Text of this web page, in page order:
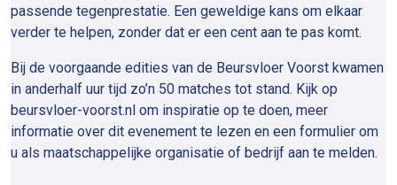
passende tegenprestatie. Een geweldige kans om elkaar
verder te helpen, zonder dat er een cent aan te pas komt.
Bij de voorgaande edities van de Beursvloer Voorst kwamen
in anderhalf uur tijd zo’n 50 matches tot stand. Kijk op
beursvloer-voorst.nl om inspiratie op te doen, meer
informatie over dit evenement te lezen en een formulier om
u als maatschappelijke organisatie of bedrijf aan te melden.